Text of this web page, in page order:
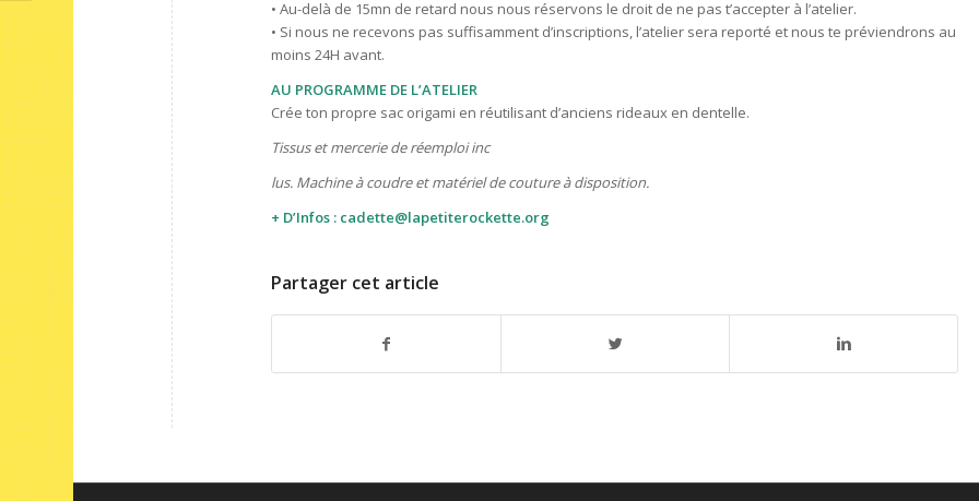
• Au-delà de 15mn de retard nous nous réservons le droit de ne pas t’accepter à l’atelier.
• Si nous ne recevons pas suffisamment d’inscriptions, l’atelier sera reporté et nous te préviendrons au
moins 24H avant.
AU PROGRAMME DE L’ATELIER
Crée ton propre sac origami en réutilisant d’anciens rideaux en dentelle.
Tissus et mercerie de réemploi inc
lus. Machine à coudre et matériel de couture à disposition.
+ D’Infos : cadette@lapetiterockette.org
Partager cet article